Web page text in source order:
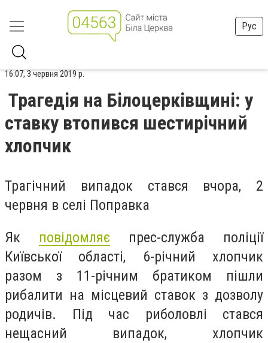
Рус
16:07, 3 червня 2019 р.
Трагедія на Білоцерківщині: у
ставку втопився шестирічний
хлопчик
Трагічний випадок стався вчора, 2
червня в селі Поправка
Як повідомляє прес-служба поліції
Київської області, 6-річний хлопчик
разом з 11-річним братиком пішли
рибалити на місцевий ставок з дозволу
родичів. Під час риболовлі стався
нещасний випадок, хлопчик